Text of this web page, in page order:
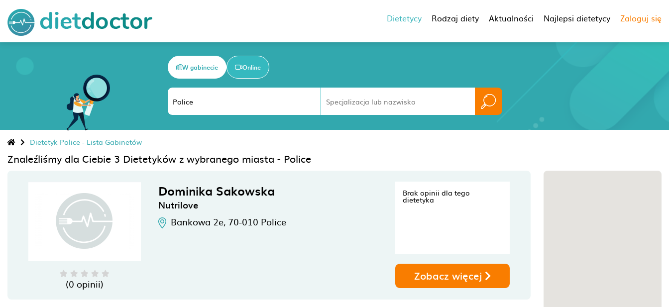
Dietetycy Rodzaj diety Aktualności Najlepsi dietetycy Zaloguj się
W gabinecie Online
Dietetyk Police - Lista Gabinetów
Znaleźliśmy dla Ciebie 3 Dietetyków z wybranego miasta - Police
(0 opinii)
Dominika Sakowska
Nutrilove
Bankowa 2e, 70-010 Police
Brak opinii dla tego
dietetyka
Zobacz więcej